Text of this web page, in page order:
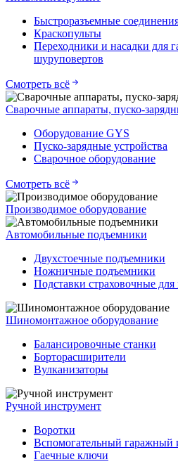
Быстроразъемные
Краскопульты
Переходники и насадки для
шуруповертов
Смотреть всё
Сварочные аппараты, пуско-
Оборудование GYS
Пуско-зарядные устройства
Сварочное оборудование
Смотреть всё
Производимое оборудование
Автомобильные подъемники
Двухстоечные подъемники
Ножничные подъемники
Подставки страховочные
Шиномонтажное оборудование
Балансировочные станки
Борторасширители
Вулканизаторы
Ручной инструмент
Воротки
Вспомогательный гаражный
Гаечные ключи